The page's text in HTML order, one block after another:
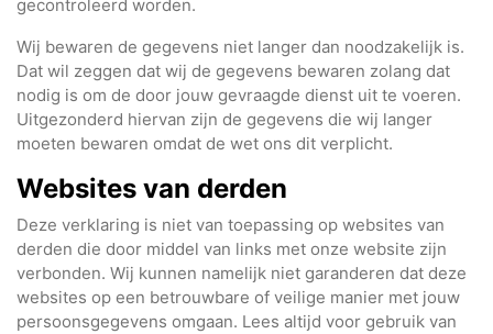
gecontroleerd worden.
Wij bewaren de gegevens niet langer dan noodzakelijk is.
Dat wil zeggen dat wij de gegevens bewaren zolang dat
nodig is om de door jouw gevraagde dienst uit te voeren.
Uitgezonderd hiervan zijn de gegevens die wij langer
moeten bewaren omdat de wet ons dit verplicht.
Websites van derden
Deze verklaring is niet van toepassing op websites van
derden die door middel van links met onze website zijn
verbonden. Wij kunnen namelijk niet garanderen dat deze
websites op een betrouwbare of veilige manier met jouw
persoonsgegevens omgaan. Lees altijd voor gebruik van